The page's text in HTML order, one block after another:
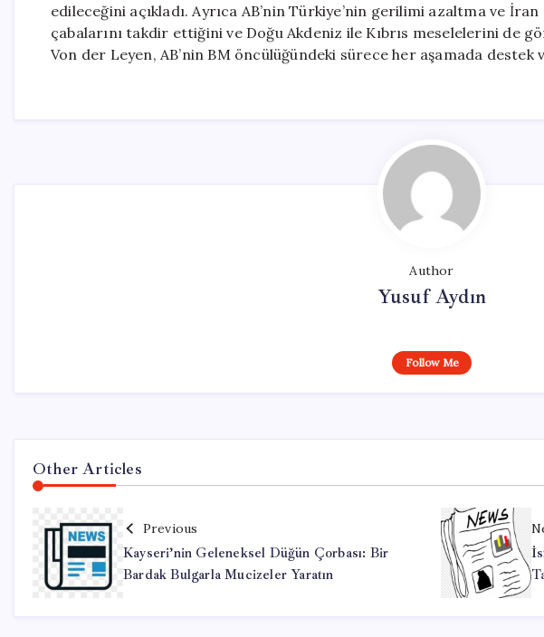
edileceğini açıkladı. Ayrıca AB’nin Türkiye’nin gerilimi azaltma ve
çabalarını takdir ettiğini ve Doğu Akdeniz ile Kıbrıs meselelerini de
Von der Leyen, AB’nin BM öncülüğündeki sürece her aşamada
Author
Yusuf Aydın
Follow Me
Other Articles
Previous
Kayseri’nin Geleneksel Düğün Çorbası: Bir
Bardak Bulgarla Mucizeler Yaratın